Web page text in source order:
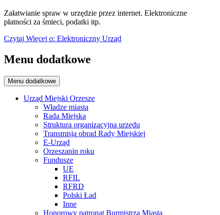
Załatwianie spraw w urzędzie przez internet. Elektroniczne
płatności za śmieci, podatki itp.
Czytaj Więcej o: Elektroniczny Urząd
Menu dodatkowe
Menu dodatkowe
Urząd Miejski Orzesze
Władze miasta
Rada Miejska
Struktura organizacyjna urzędu
Transmisja obrad Rady Miejskiej
E-Urząd
Orzeszanin roku
Fundusze
UE
RFIL
RFRD
Polski Ład
Inne
Honorowy patronat Burmistrza Miasta